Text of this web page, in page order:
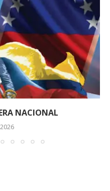
NACIONAL